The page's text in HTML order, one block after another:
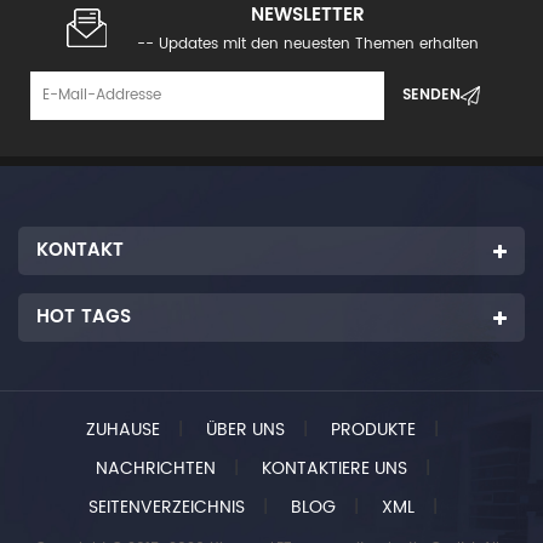
NEWSLETTER
-- Updates mit den neuesten Themen erhalten
KONTAKT
HOT TAGS
ZUHAUSE ÜBER UNS PRODUKTE
NACHRICHTEN
KONTAKTIERE UNS
SEITENVERZEICHNIS
BLOG XML